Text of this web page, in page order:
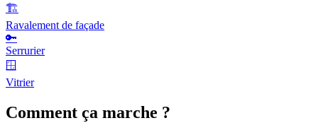
🏗️
Ravalement de façade
🔑
Serrurier
🪟
Vitrier
Comment ça marche ?